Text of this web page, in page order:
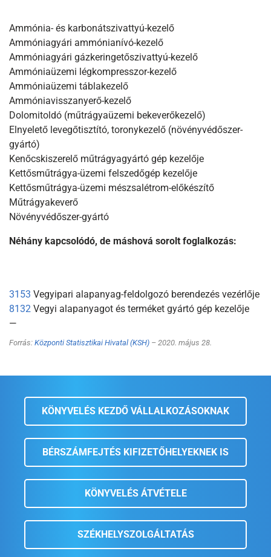
Ammónia- és karbonátszivattyú-kezelő
Ammóniagyári ammónianívó-kezelő
Ammóniagyári gázkeringetőszivattyú-kezelő
Ammóniaüzemi légkompresszor-kezelő
Ammóniaüzemi táblakezelő
Ammóniavisszanyerő-kezelő
Dolomitoldó (műtrágyaüzemi bekeverőkezelő)
Elnyelető levegőtisztító, toronykezelő (növényvédőszer-
gyártó)
Kenőcskiszerelő műtrágyagyártó gép kezelője
Kettősműtrágya-üzemi felszedőgép kezelője
Kettősműtrágya-üzemi mészsalétrom-előkészítő
Műtrágyakeverő
Növényvédőszer-gyártó
Néhány kapcsolódó, de máshová sorolt foglalkozás:
3153 Vegyipari alapanyag-feldolgozó berendezés vezérlője
8132 Vegyi alapanyagot és terméket gyártó gép kezelője
—
Forrás: Központi Statisztikai Hivatal (KSH) – 2020. május 28.
KÖNYVELÉS KEZDŐ VÁLLALKOZÁSOKNAK
BÉRSZÁMFEJTÉS KIFIZETŐHELYEKNEK IS
KÖNYVELÉS ÁTVÉTELE
SZÉKHELYSZOLGÁLTATÁS